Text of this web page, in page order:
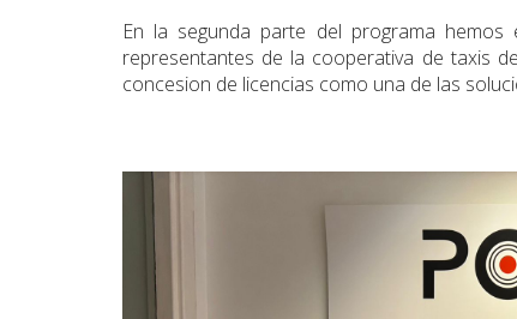
En la segunda parte del programa
representantes de la cooperativa de taxis
concesion de licencias como una de las